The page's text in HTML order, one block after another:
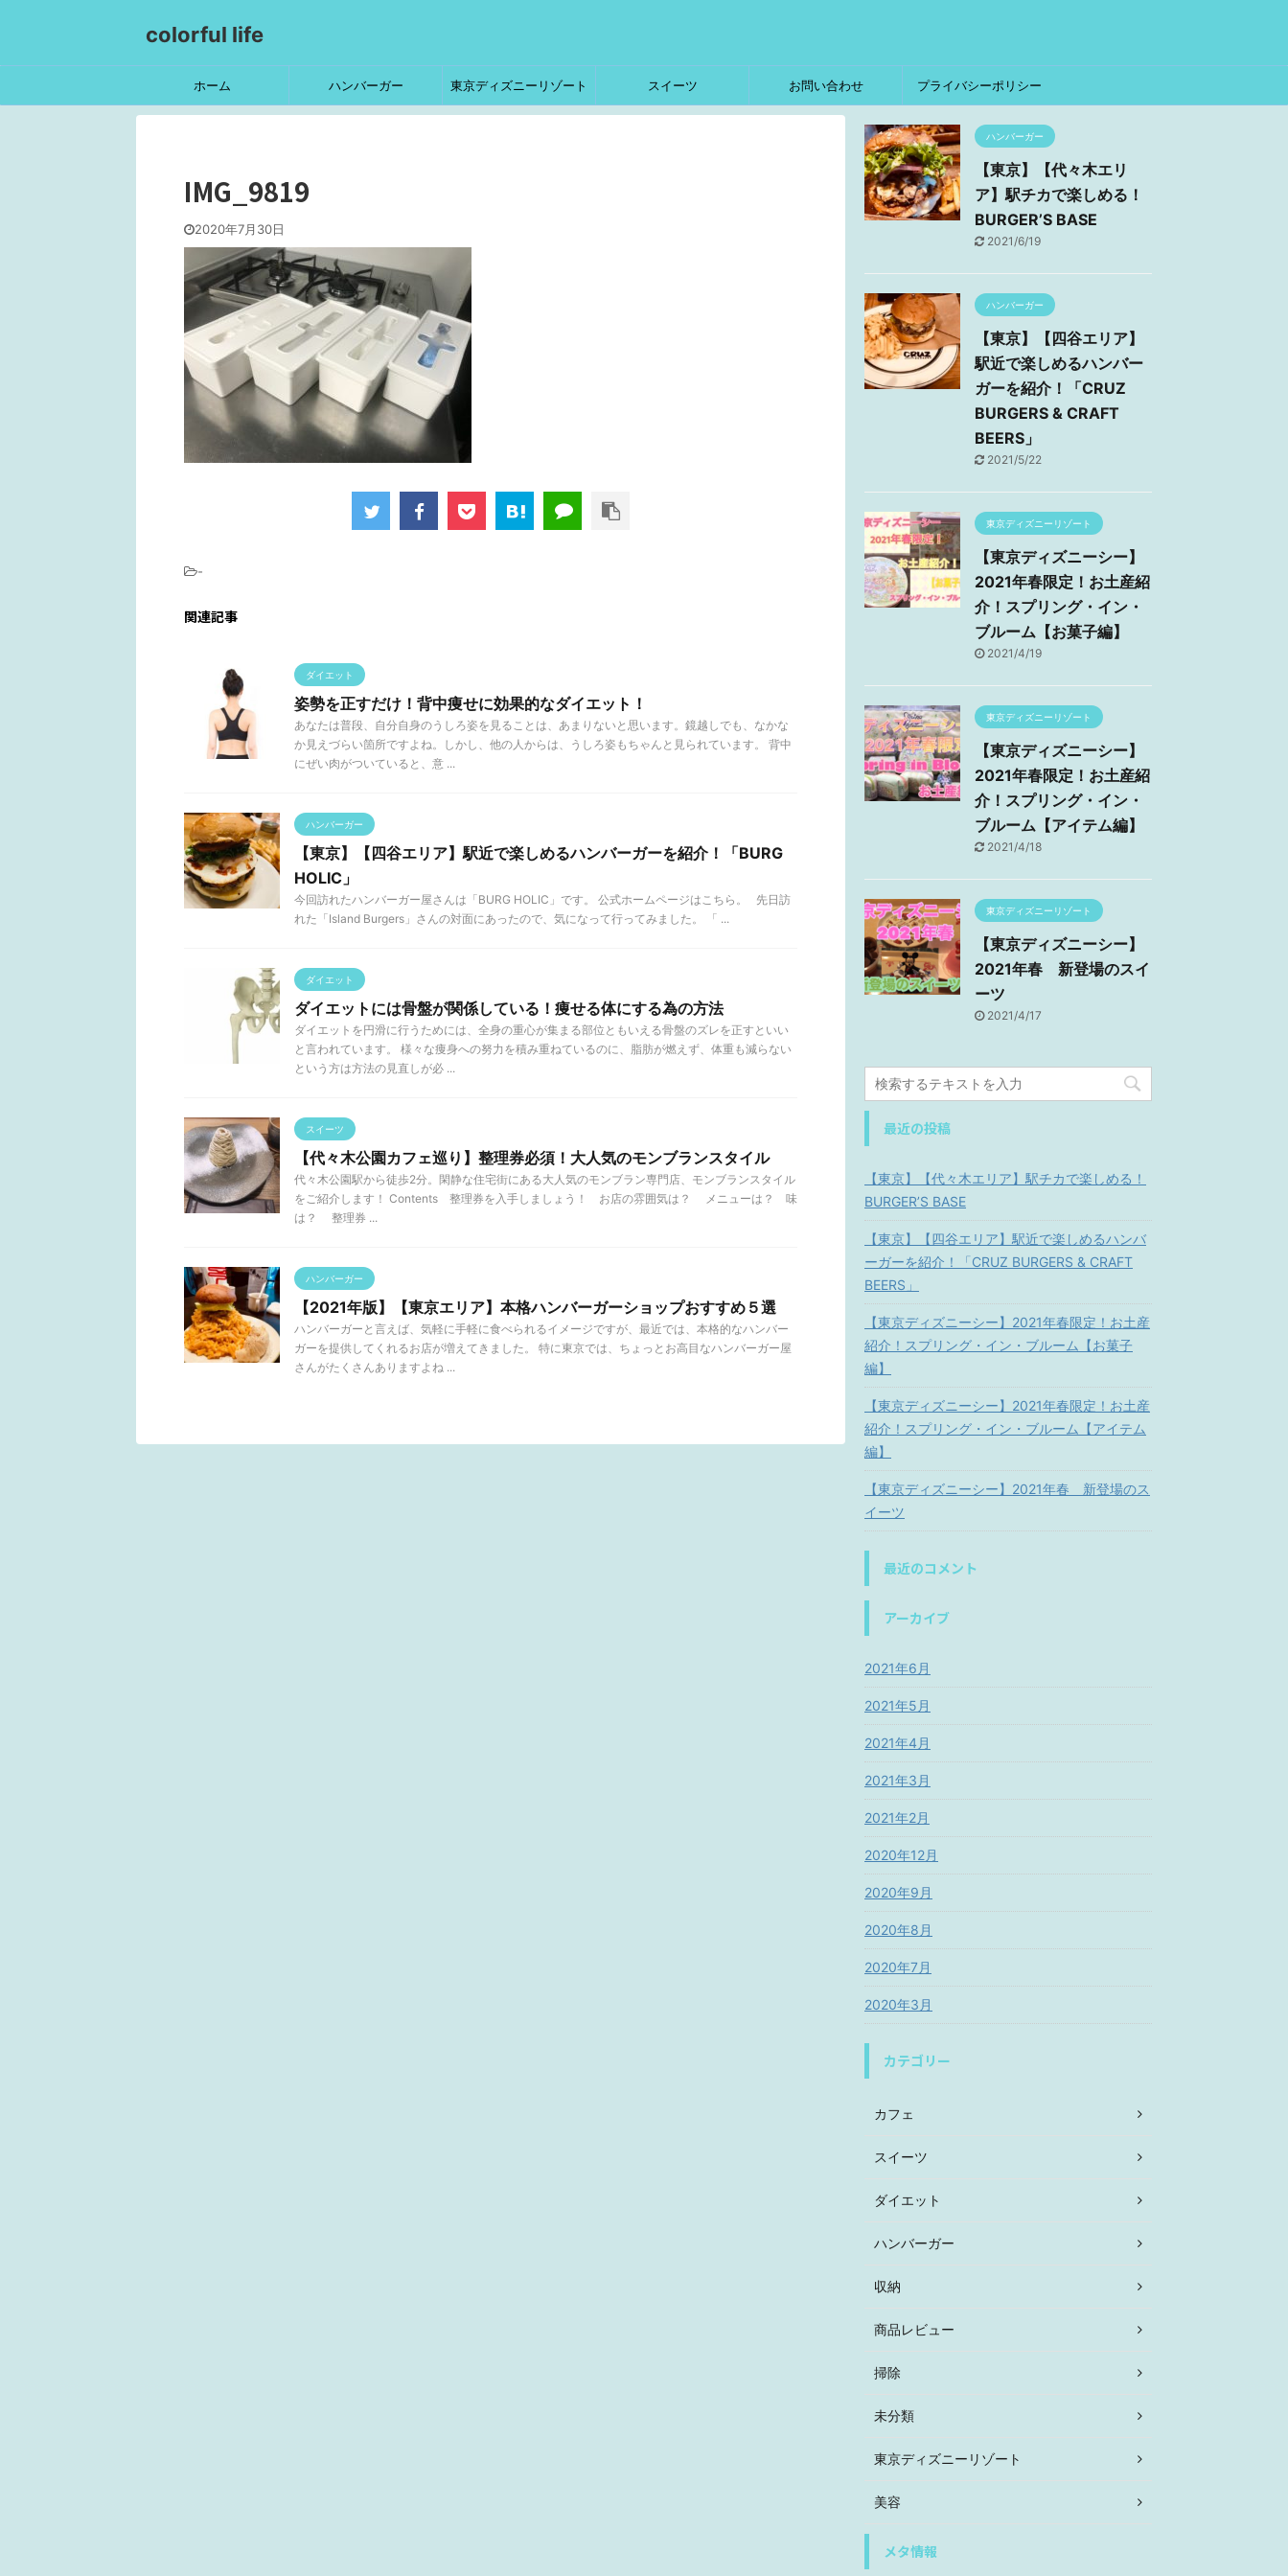
colorful life
ホーム ハンバーガー 東京ディズニーリゾート スイーツ お問い合わせ プライバシーポリシー
IMG_9819
2020年7月30日
-
関連記事
ダイエット
姿勢を正すだけ！背中痩せに効果的なダイエット！
あなたは普段、自分自身のうしろ姿を見ることは、あまりないと思います。鏡越しでも、なかな
か見えづらい箇所ですよね。しかし、他の人からは、うしろ姿もちゃんと見られています。 背中
にぜい肉がついていると、意 ...
ハンバーガー
【東京】【四谷エリア】駅近で楽しめるハンバーガーを紹介！「BURG
HOLIC」
今回訪れたハンバーガー屋さんは「BURG HOLIC」です。 公式ホームページはこちら。 先日訪
れた「Island Burgers」さんの対面にあったので、気になって行ってみました。 「 ...
ダイエット
ダイエットには骨盤が関係している！痩せる体にする為の方法
ダイエットを円滑に行うためには、全身の重心が集まる部位ともいえる骨盤のズレを正すといい
と言われています。 様々な痩身への努力を積み重ねているのに、脂肪が燃えず、体重も減らない
という方は方法の見直しが必 ...
スイーツ
【代々木公園カフェ巡り】整理券必須！大人気のモンブランスタイル
代々木公園駅から徒歩2分。閑静な住宅街にある大人気のモンブラン専門店、モンブランスタイル
をご紹介します！ Contents 整理券を入手しましょう！ お店の雰囲気は？ メニューは？ 味
は？ 整理券 ...
ハンバーガー
【2021年版】【東京エリア】本格ハンバーガーショップおすすめ５選
ハンバーガーと言えば、気軽に手軽に食べられるイメージですが、最近では、本格的なハンバー
ガーを提供してくれるお店が増えてきました。 特に東京では、ちょっとお高目なハンバーガー屋
さんがたくさんありますよね ...
ハンバーガー
【東京】【代々木エリ
ア】駅チカで楽しめる！
BURGER’S BASE
2021/6/19
ハンバーガー
【東京】【四谷エリア】
駅近で楽しめるハンバー
ガーを紹介！「CRUZ
BURGERS & CRAFT
BEERS」
2021/5/22
東京ディズニーリゾート
【東京ディズニーシー】
2021年春限定！お土産紹
介！スプリング・イン・
ブルーム【お菓子編】
2021/4/19
東京ディズニーリゾート
【東京ディズニーシー】
2021年春限定！お土産紹
介！スプリング・イン・
ブルーム【アイテム編】
2021/4/18
東京ディズニーリゾート
【東京ディズニーシー】
2021年春 新登場のスイ
ーツ
2021/4/17
最近の投稿
【東京】【代々木エリア】駅チカで楽しめる！
BURGER’S BASE
【東京】【四谷エリア】駅近で楽しめるハンバ
ーガーを紹介！「CRUZ BURGERS & CRAFT
BEERS」
【東京ディズニーシー】2021年春限定！お土産
紹介！スプリング・イン・ブルーム【お菓子
編】
【東京ディズニーシー】2021年春限定！お土産
紹介！スプリング・イン・ブルーム【アイテム
編】
【東京ディズニーシー】2021年春 新登場のス
イーツ
最近のコメント
アーカイブ
2021年6月
2021年5月
2021年4月
2021年3月
2021年2月
2020年12月
2020年9月
2020年8月
2020年7月
2020年3月
カテゴリー
カフェ
スイーツ
ダイエット
ハンバーガー
収納
商品レビュー
掃除
未分類
東京ディズニーリゾート
美容
メタ情報